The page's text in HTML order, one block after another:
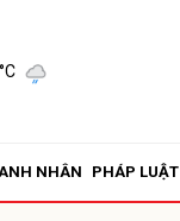
NHÂN PHÁP LUẬT